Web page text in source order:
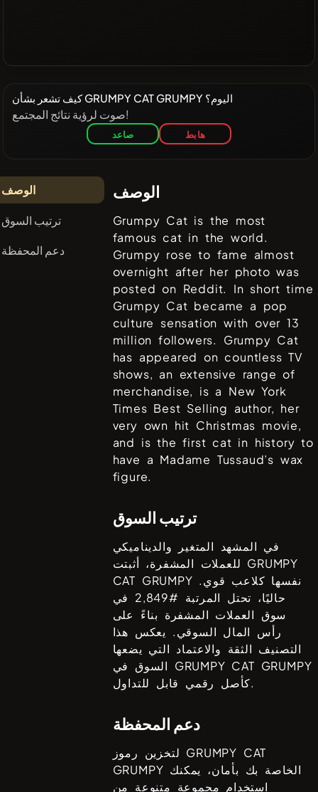
كيف تشعر بشأن GRUMPY CAT GRUMPY اليوم؟
صوت لرؤية نتائج المجتمع!
صاعد هابط
الوصف
ترتيب السوق
دعم المحفظة
الوصف
Grumpy Cat is the most
famous cat in the world.
Grumpy rose to fame almost
overnight after her photo was
posted on Reddit. In short time
Grumpy Cat became a pop
culture sensation with over 13
million followers. Grumpy Cat
has appeared on countless TV
shows, an extensive range of
merchandise, is a New York
Times Best Selling author, her
very own hit Christmas movie,
and is the first cat in history to
have a Madame Tussaud’s wax
figure.
ترتيب السوق
في المشهد المتغير والديناميكي
GRUMPY
CAT GRUMPY
حاليًا، تحتل المرتبة #2,849 في
سوق العملات المشفرة بناءً على
رأس المال السوقي. يعكس هذا
التصنيف الثقة والاعتماد التي يضعها
GRUMPY CAT GRUMPY
كأصل رقمي قابل للتداول.
دعم المحفظة
GRUMPY CAT
GRUMPY
استخدام مجموعة متنوعة من